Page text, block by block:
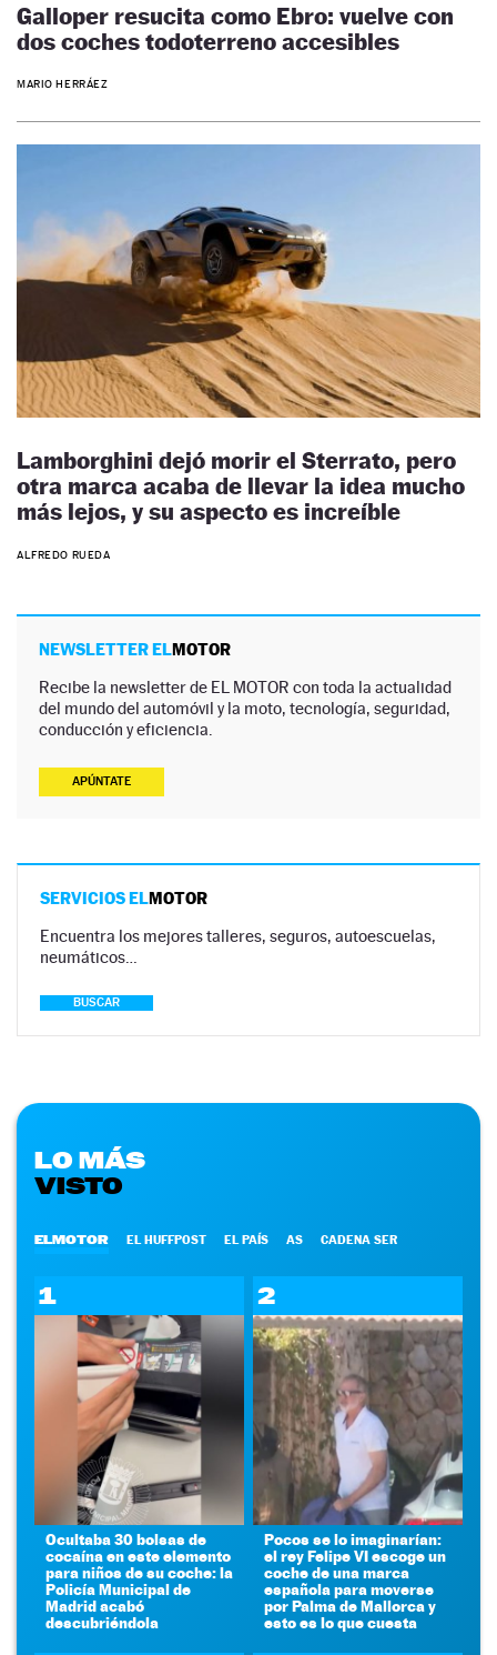
Galloper resucita como Ebro: vuelve con
dos coches todoterreno accesibles
MARIO HERRÁEZ
Lamborghini dejó morir el Sterrato, pero
otra marca acaba de llevar la idea mucho
más lejos, y su aspecto es increíble
ALFREDO RUEDA
NEWSLETTER ELMOTOR
Recibe la newsletter de EL MOTOR con toda la actualidad
del mundo del automóvil y la moto, tecnología, seguridad,
conducción y eficiencia.
APÚNTATE
SERVICIOS ELMOTOR
Encuentra los mejores talleres, seguros, autoescuelas,
neumáticos…
BUSCAR
LO MÁS
VISTO
ELMOTOR EL HUFFPOST EL PAÍS AS CADENA SER
1
Ocultaba 30 bolsas de
cocaína en este elemento
para niños de su coche: la
Policía Municipal de
Madrid acabó
descubriéndola
2
Pocos se lo imaginarían:
el rey Felipe VI escoge un
coche de una marca
española para moverse
por Palma de Mallorca y
esto es lo que cuesta